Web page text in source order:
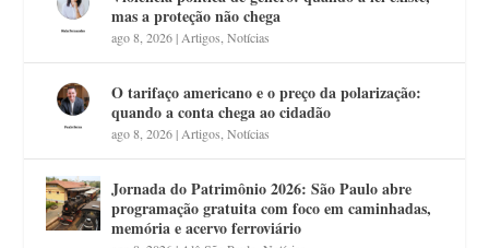
mas a proteção não chega
ago 8, 2026| Artigos ,Notícias
O tarifaço americano e o preço da polarização:
quando a conta chega ao cidadão
ago 8, 2026| Artigos ,Notícias
Jornada do Patrimônio 2026: São Paulo abre
programação gratuita com foco em caminhadas,
memória e acervo ferroviário